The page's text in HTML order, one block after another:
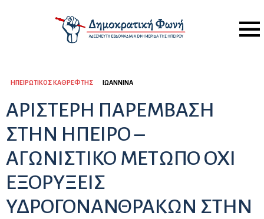
Menu
ΗΠΕΙΡΏΤΙΚΟΣ ΚΑΘΡΈΦΤΗΣ ΙΩΆΝΝΙΝΑ
ΑΡΙΣΤΕΡΗ ΠΑΡΕΜΒΑΣΗ
ΣΤΗΝ ΗΠΕΙΡΟ –
ΑΓΩΝΙΣΤΙΚΟ ΜΕΤΩΠΟ ΟΧΙ
ΕΞΟΡΥΞΕΙΣ
ΥΔΡΟΓΟΝΑΝΘΡΑΚΩΝ ΣΤΗΝ